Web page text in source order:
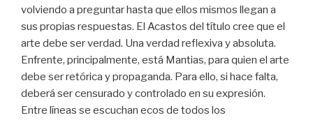
volviendo a preguntar hasta que ellos mismos llegan a
sus propias respuestas. El Acastos del título cree que el
arte debe ser verdad. Una verdad reflexiva y absoluta.
Enfrente, principalmente, está Mantias, para quien el arte
debe ser retórica y propaganda. Para ello, si hace falta,
deberá ser censurado y controlado en su expresión.
Entre líneas se escuchan ecos de todos los